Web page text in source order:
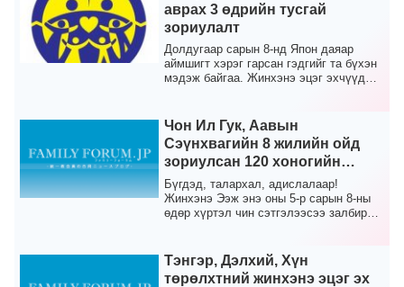
аврах 3 өдрийн тусгай
зориулалт
Долдугаар сарын 8-нд Япон даяар
аймшигт хэрэг гарсан гэдгийг та бүхэн
мэдэж байгаа. Жинхэнэ эцэг эхчүүд
Чон Ил Гук, Аавын
Сэүнхвагийн 8 жилийн ойд
зориулсан 120 хоногийн
тусгай сургалтанд хамрагдах
40 хоногийн 3-р тусгай
сургалт (2020 оны 7-р сарын
Бүгдэд, талархал, адислалаар!
Жинхэнэ Ээж энэ оны 5-р сарын 8-ны
өдөр хүртэл чин сэтгэлээсээ залбирч
Тэнгэр, Дэлхий, Хүн
төрөлхтний жинхэнэ эцэг эх